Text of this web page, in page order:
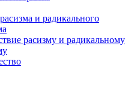
и радикального
расизму и радикальному